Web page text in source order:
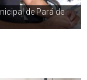
de Pará de